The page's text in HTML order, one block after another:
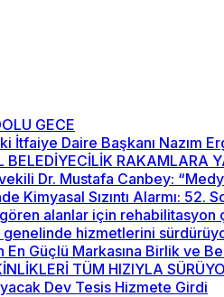
GECE
İtfaiye Daire Başkanı Nazım
BELEDİYECİLİK RAKAMLARA
Dr. Mustafa Canbey:
Kimyasal Sızıntı Alarmı: 52.
alanlar için rehabilitasyon
hizmetlerini
En Güçlü Markasına Birlik ve
TÜM HIZIYLA
Dev Tesis Hizmete Girdi